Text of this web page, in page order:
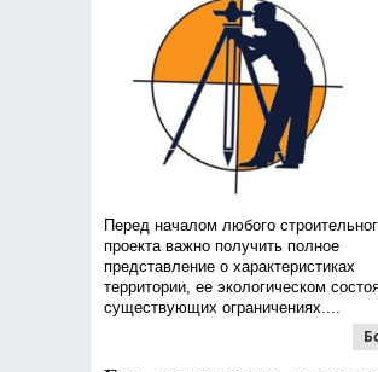
Перед началом любого
проекта важно получить полное
представление о характеристиках
территории, ее экологическом
существующих ограничениях....